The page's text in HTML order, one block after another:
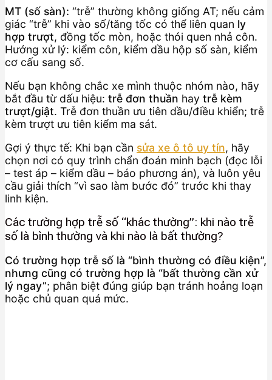
MT (số sàn): “trễ” thường không giống AT; nếu cảm
giác “trễ” khi vào số/tăng tốc có thể liên quan ly
hợp trượt, đồng tốc mòn, hoặc thói quen nhả côn.
Hướng xử lý: kiểm côn, kiểm dầu hộp số sàn, kiểm
cơ cấu sang số.
Nếu bạn không chắc xe mình thuộc nhóm nào, hãy
bắt đầu từ dấu hiệu: trễ đơn thuần hay trễ kèm
trượt/giật. Trễ đơn thuần ưu tiên dầu/điều khiển; trễ
kèm trượt ưu tiên kiểm ma sát.
Gợi ý thực tế: Khi bạn cần sửa xe ô tô uy tín, hãy
chọn nơi có quy trình chẩn đoán minh bạch (đọc lỗi
– test áp – kiểm dầu – báo phương án), và luôn yêu
cầu giải thích “vì sao làm bước đó” trước khi thay
linh kiện.
Các trường hợp trễ số “khác thường”: khi nào trễ
số là bình thường và khi nào là bất thường?
Có trường hợp trễ số là “bình thường có điều kiện”,
nhưng cũng có trường hợp là “bất thường cần xử
lý ngay”; phân biệt đúng giúp bạn tránh hoảng loạn
hoặc chủ quan quá mức.